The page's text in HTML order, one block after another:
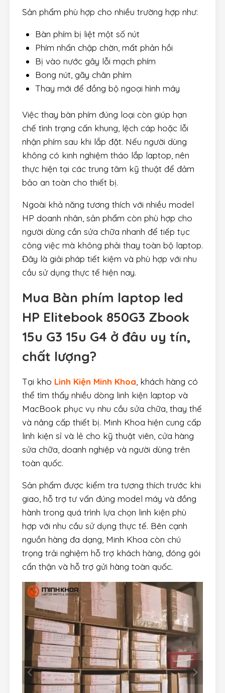
Sản phẩm phù hợp cho nhiều trường hợp như:
Bàn phím bị liệt một số nút
Phím nhấn chập chờn, mất phản hồi
Bị vào nước gây lỗi mạch phím
Bong nút, gãy chân phím
Thay mới để đồng bộ ngoại hình máy
Việc thay bàn phím đúng loại còn giúp hạn
chế tình trạng cấn khung, lệch cáp hoặc lỗi
nhận phím sau khi lắp đặt. Nếu người dùng
không có kinh nghiệm tháo lắp laptop, nên
thực hiện tại các trung tâm kỹ thuật để đảm
bảo an toàn cho thiết bị.
Ngoài khả năng tương thích với nhiều model
HP doanh nhân, sản phẩm còn phù hợp cho
người dùng cần sửa chữa nhanh để tiếp tục
công việc mà không phải thay toàn bộ laptop.
Đây là giải pháp tiết kiệm và phù hợp với nhu
cầu sử dụng thực tế hiện nay.
Mua Bàn phím laptop led
HP Elitebook 850G3 Zbook
15u G3 15u G4 ở đâu uy tín,
chất lượng?
Tại kho Linh Kiện Minh Khoa, khách hàng có
thể tìm thấy nhiều dòng linh kiện laptop và
MacBook phục vụ nhu cầu sửa chữa, thay thế
và nâng cấp thiết bị. Minh Khoa hiện cung cấp
linh kiện sỉ và lẻ cho kỹ thuật viên, cửa hàng
sửa chữa, doanh nghiệp và người dùng trên
toàn quốc.
Sản phẩm được kiểm tra tương thích trước khi
giao, hỗ trợ tư vấn đúng model máy và đồng
hành trong quá trình lựa chọn linh kiện phù
hợp với nhu cầu sử dụng thực tế. Bên cạnh
nguồn hàng đa dạng, Minh Khoa còn chú
trọng trải nghiệm hỗ trợ khách hàng, đóng gói
cẩn thận và hỗ trợ gửi hàng toàn quốc.